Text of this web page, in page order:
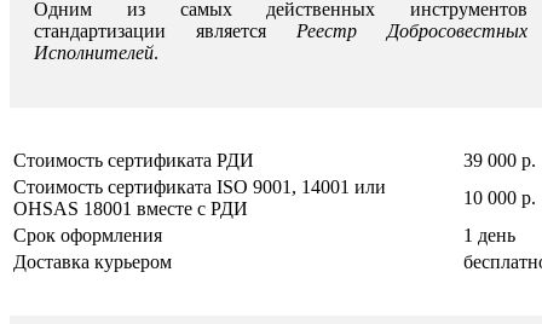
Одним из самых действенных инструментов
стандартизации является Реестр Добросовестных
Исполнителей.
Стоимость сертификата РДИ
39 000 р.
Стоимость сертификата ISO 9001, 14001 или
OHSAS 18001 вместе с РДИ
10 000 р.
Срок оформления
1 день
Доставка курьером